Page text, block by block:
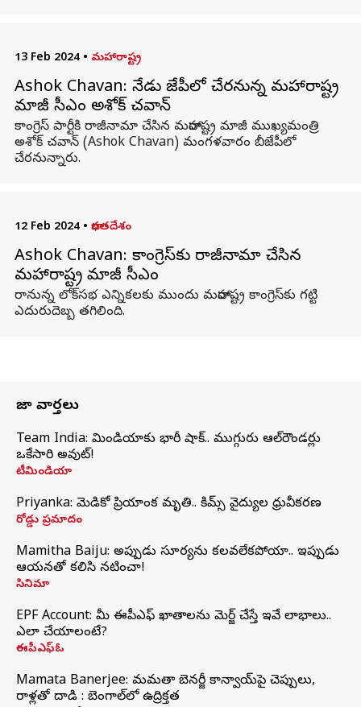
13 Feb 2024 • మహారాష్ట్ర
Ashok Chavan: నేడు బీజేపీలో చేరనున్న మహారాష్ట్ర
మాజీ సీఎం అశోక్ చవాన్
కాంగ్రెస్‌ పార్టీకి రాజీనామా చేసిన మహారాష్ట్ర మాజీ ముఖ్యమంత్రి
అశోక్‌ చవాన్‌ (Ashok Chavan) మంగళవారం బీజేపీలో
చేరనున్నారు.
12 Feb 2024 • భారతదేశం
Ashok Chavan: కాంగ్రెస్‌కు రాజీనామా చేసిన
మహారాష్ట్ర మాజీ సీఎం
రానున్న లోక్‌సభ ఎన్నికలకు ముందు మహారాష్ట్ర కాంగ్రెస్‌కు గట్టి
ఎదురుదెబ్బ తగిలింది.
తాజా వార్తలు
Team India: టీమిండియాకు భారీ షాక్.. ముగ్గురు ఆల్‌రౌండర్లు
ఒకేసారి అవుట్!
టీమిండియా
Priyanka: మెడికో ప్రియాంక మృతి.. కిమ్స్‌ వైద్యుల ధ్రువీకరణ
రోడ్డు ప్రమాదం
Mamitha Baiju: అప్పుడు సూర్యను కలవలేకపోయా.. ఇప్పుడు
ఆయనతో కలిసి నటించా!
సినిమా
EPF Account: మీ ఈపీఎఫ్ ఖాతాలను మెర్జ్ చేస్తే ఇవే లాభాలు..
ఎలా చేయాలంటే?
ఈపీఎఫ్ఓ
Mamata Banerjee: మమతా బెనర్జీ కాన్వాయ్‌పై చెప్పులు,
రాళ్లతో దాడి : బెంగాల్‌లో ఉద్రిక్తత